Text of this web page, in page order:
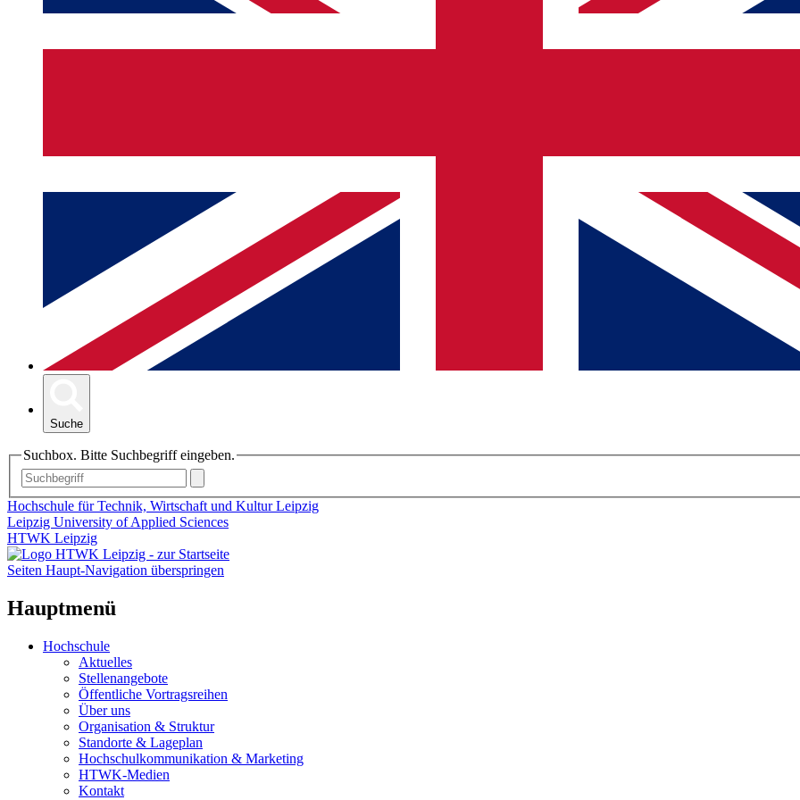
Suche
Suchbox. Bitte Suchbegriff eingeben.
Hochschule für Technik, Wirtschaft und Kultur Leipzig
Leipzig University of Applied Sciences
HTWK Leipzig
Seiten Haupt-Navigation überspringen
Hauptmenü
Hochschule
Aktuelles
Stellenangebote
Öffentliche Vortragsreihen
Über uns
Organisation & Struktur
Standorte & Lageplan
Hochschulkommunikation & Marketing
HTWK-Medien
Kontakt